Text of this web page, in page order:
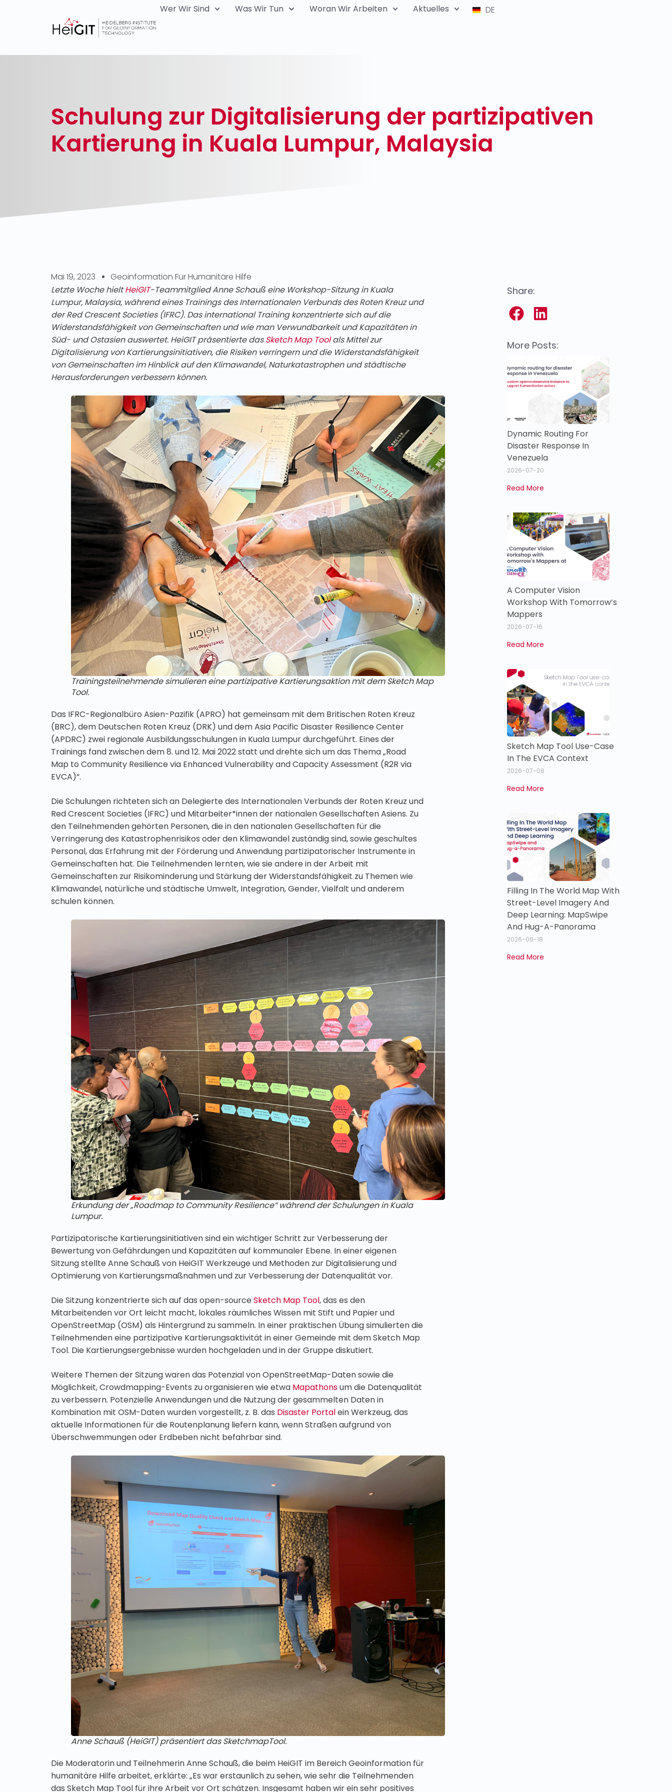
Wer Wir Sind Was Wir Tun Woran Wir Arbeiten Aktuelles DE
Schulung zur Digitalisierung der partizipativen
Kartierung in Kuala Lumpur, Malaysia
Mai 19, 2023
Geoinformation Für Humanitäre Hilfe
Letzte Woche hieltHeiGIT-Teammitglied Anne Schauß eine Workshop-Sitzung in Kuala
Lumpur, Malaysia, während eines Trainings des Internationalen Verbunds des Roten Kreuz und
der Red Crescent Societies (IFRC). Das international Training konzentrierte sich auf die
Widerstandsfähigkeit von Gemeinschaften und wie man Verwundbarkeit und Kapazitäten in
Süd- und Ostasien auswertet. HeiGIT präsentierte dasSketch Map Toolals Mittel zur
Digitalisierung von Kartierungsinitiativen, die Risiken verringern und die Widerstandsfähigkeit
von Gemeinschaften im Hinblick auf den Klimawandel, Naturkatastrophen und städtische
Herausforderungen verbessern können.
Trainingsteilnehmende simulieren eine partizipative Kartierungsaktion mit dem Sketch Map
Tool.
Das IFRC-Regionalbüro Asien-Pazifik (APRO) hat gemeinsam mit dem Britischen Roten Kreuz
(BRC), dem Deutschen Roten Kreuz (DRK) und dem Asia Pacific Disaster Resilience Center
(APDRC) zwei regionale Ausbildungsschulungen in Kuala Lumpur durchgeführt. Eines der
Trainings fand zwischen dem 8. und 12. Mai 2022 statt und drehte sich um das Thema „Road
Map to Community Resilience via Enhanced Vulnerability and Capacity Assessment (R2R via
EVCA)“.
Die Schulungen richteten sich an Delegierte des Internationalen Verbunds der Roten Kreuz und
Red Crescent Societies (IFRC) und Mitarbeiter*innen der nationalen Gesellschaften Asiens. Zu
den Teilnehmenden gehörten Personen, die in den nationalen Gesellschaften für die
Verringerung des Katastrophenrisikos oder den Klimawandel zuständig sind, sowie geschultes
Personal, das Erfahrung mit der Förderung und Anwendung partizipatorischer Instrumente in
Gemeinschaften hat. Die Teilnehmenden lernten, wie sie andere in der Arbeit mit
Gemeinschaften zur Risikominderung und Stärkung der Widerstandsfähigkeit zu Themen wie
Klimawandel, natürliche und städtische Umwelt, Integration, Gender, Vielfalt und anderem
schulen können.
Erkundung der „Roadmap to Community Resilience“ während der Schulungen in Kuala
Lumpur.
Partizipatorische Kartierungsinitiativen sind ein wichtiger Schritt zur Verbesserung der
Bewertung von Gefährdungen und Kapazitäten auf kommunaler Ebene. In einer eigenen
Sitzung stellte Anne Schauß von HeiGIT Werkzeuge und Methoden zur Digitalisierung und
Optimierung von Kartierungsmaßnahmen und zur Verbesserung der Datenqualität vor.
Die Sitzung konzentrierte sich auf das open-sourceSketch Map Tool, das es den
Mitarbeitenden vor Ort leicht macht, lokales räumliches Wissen mit Stift und Papier und
OpenStreetMap (OSM) als Hintergrund zu sammeln. In einer praktischen Übung simulierten die
Teilnehmenden eine partizipative Kartierungsaktivität in einer Gemeinde mit dem Sketch Map
Tool. Die Kartierungsergebnisse wurden hochgeladen und in der Gruppe diskutiert.
Weitere Themen der Sitzung waren das Potenzial von OpenStreetMap-Daten sowie die
Möglichkeit, Crowdmapping-Events zu organisieren wie etwa Mapathonsum die Datenqualität
zu verbessern. Potenzielle Anwendungen und die Nutzung der gesammelten Daten in
Kombination mit OSM-Daten wurden vorgestellt, z. B. das Disaster Portalein Werkzeug, das
aktuelle Informationen für die Routenplanung liefern kann, wenn Straßen aufgrund von
Überschwemmungen oder Erdbeben nicht befahrbar sind.
Anne Schauß (HeiGIT) präsentiert das SketchmapTool.
Die Moderatorin und Teilnehmerin Anne Schauß, die beim HeiGIT im Bereich Geoinformation für
humanitäre Hilfe arbeitet, erklärte: „Es war erstaunlich zu sehen, wie sehr die Teilnehmenden
das Sketch Map Tool für ihre Arbeit vor Ort schätzen. Insgesamt haben wir ein sehr positives
Share:
More Posts:
Dynamic Routing For
Disaster Response In
Venezuela
2026-07-20
Read More
A Computer Vision
Workshop With Tomorrow’s
Mappers
2026-07-16
Read More
Sketch Map Tool Use-Case
In The EVCA Context
2026-07-08
Read More
Filling In The World Map With
Street-Level Imagery And
Deep Learning: MapSwipe
And Hug-A-Panorama
2026-06-18
Read More